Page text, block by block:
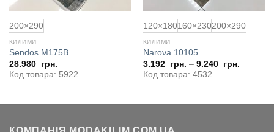
200×290
КИЛИМИ
Sendos M175B
28.980 грн.
Код товара: 5922
120×180160×230200×290
КИЛИМИ
Narova 10105
3.192 грн. – 9.240 грн.
Код товара: 4532